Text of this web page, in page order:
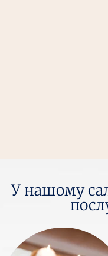
У нашому